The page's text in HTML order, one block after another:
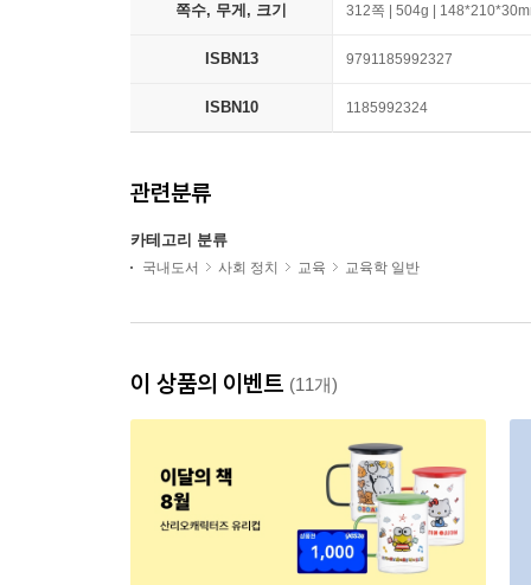
쪽수, 무게, 크기 312쪽 | 504g |
ISBN13 9791185992327
ISBN10 1185992324
관련분류
카테고리 분류
국내도서 사회 정치 교육 교육학 일반
이 상품의 이벤트 (11개)